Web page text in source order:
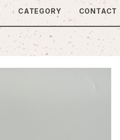
CATEGORY CONTACT